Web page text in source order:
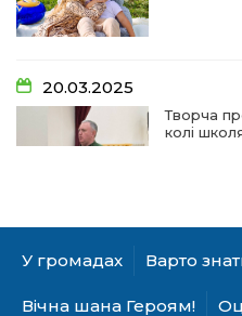
09:20
28 чер
Проза Людмили
болить…
14:44 Рік невідомості та
09:09
11 чер
20.03.2025
Творча
колі
06.12.2024
А
У громадах Варто
Вічна шана Героям!